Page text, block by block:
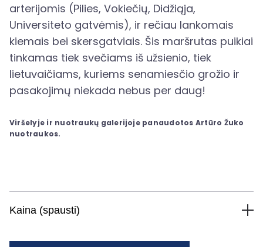
arterijomis (Pilies, Vokiečių, Didžiąja,
Universiteto gatvėmis), ir rečiau lankomais
kiemais bei skersgatviais. Šis maršrutas puikiai
tinkamas tiek svečiams iš užsienio, tiek
lietuvaičiams, kuriems senamiesčio grožio ir
pasakojimų niekada nebus per daug!
Viršelyje ir nuotraukų galerijoje panaudotos Artūro Žuko
nuotraukos.
Kaina (spausti)